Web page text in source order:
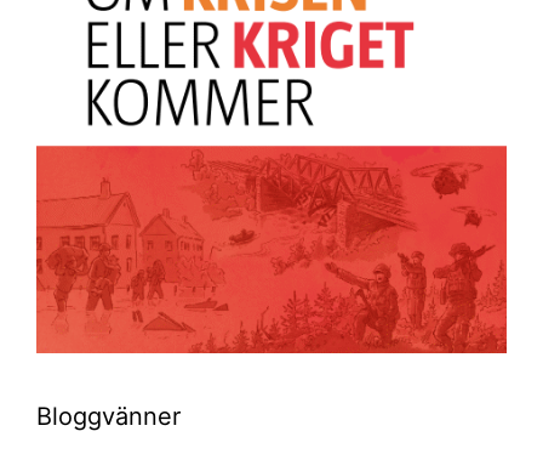
Bloggvänner